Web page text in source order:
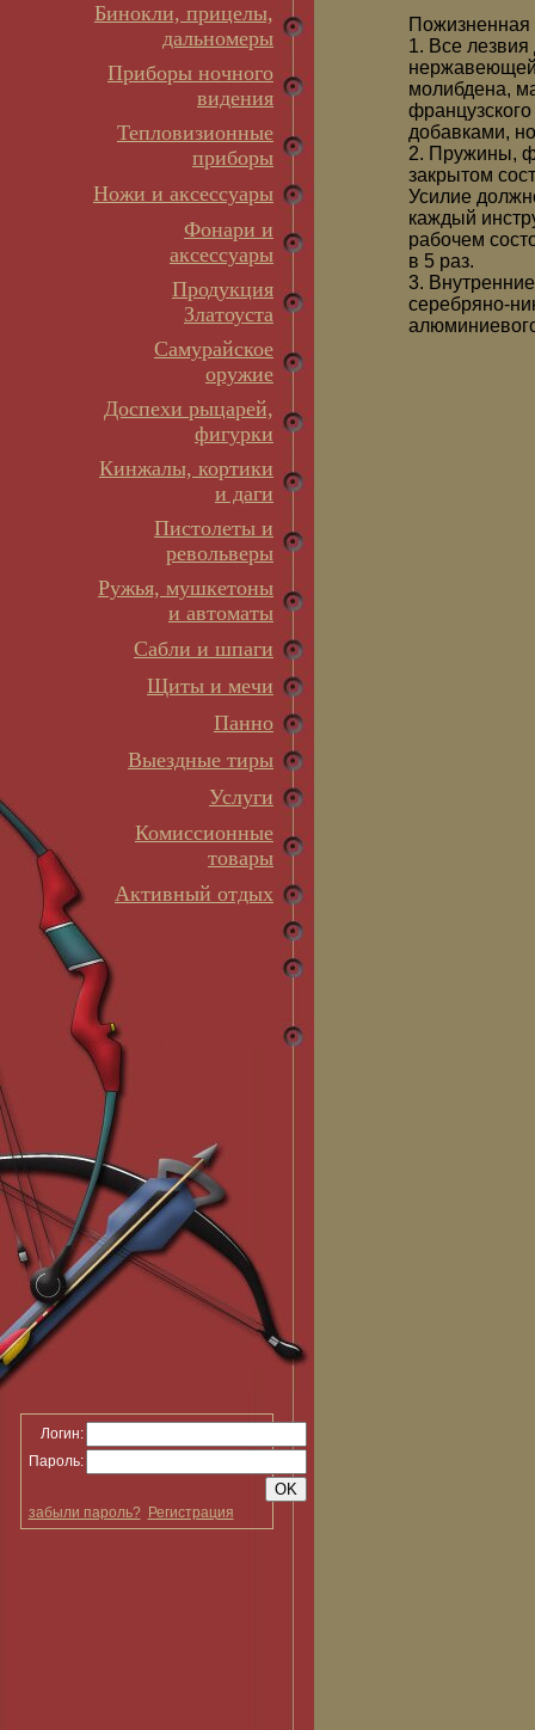
Бинокли, прицелы,
дальномеры
Приборы ночного
видения
Тепловизионные
приборы
Ножи и аксессуары
Фонари и
аксессуары
Продукция
Златоуста
Самурайское
оружие
Доспехи рыцарей,
фигурки
Кинжалы, кортики
и даги
Пистолеты и
револьверы
Ружья, мушкетоны
и автоматы
Сабли и шпаги
Щиты и мечи
Панно
Выездные тиры
Услуги
Комиссионные
товары
Активный отдых
Логин:
Пароль:
забыли пароль? Регистрация
Пожизненная
1. Все
нержавеющей
молибдена,
добавками,
2. Пружины,
закрытом
Усилие
каждый
рабочем
в 5 раз.
3.
серебряно-